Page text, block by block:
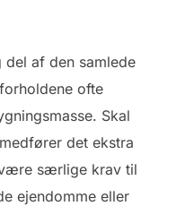
af den samlede
ofte
Skal
det ekstra
særlige krav til
ejendomme eller